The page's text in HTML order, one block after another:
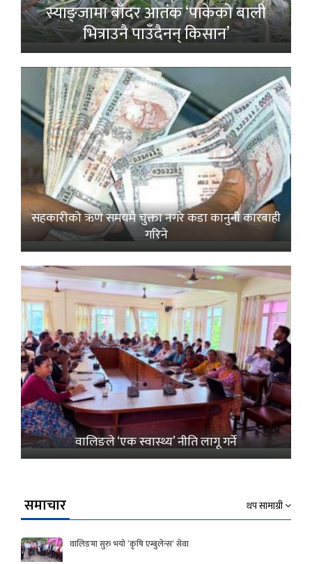
स्याङ्जामा बाँदर आतंक ‘पाकेको बाली
भित्राउनै पाउँदैनन् किसान’
सहकारीको ऋण समयमै चुक्ता नगरे कडा कानुनी कारबाही
गरिने
वालिङले ‘एक स्वास्थ्य’ नीति लागू गर्ने
समाचार थप सामाग्री
वालिङमा सुरु भयो ‘कृषि एम्बुलेन्स’ सेवा